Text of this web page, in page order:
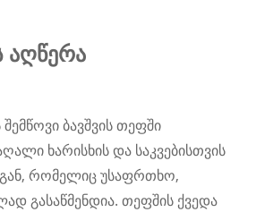
აღწერა
ბავშვის თეფში
ხარისხის და საკვებისთვის
რომელიც უსაფრთხო,
გასაწმენდია. თეფშის ქვედა